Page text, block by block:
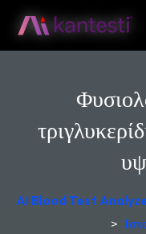
AI Blood Test
>